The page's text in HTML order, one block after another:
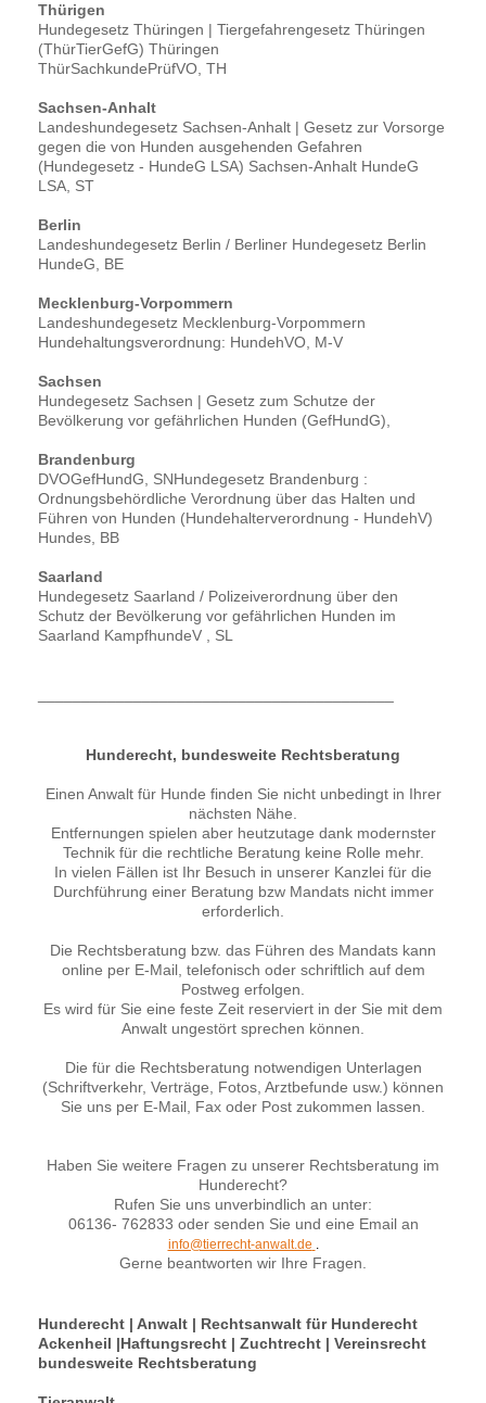
Thürigen
Hundegesetz Thüringen | Tiergefahrengesetz Thüringen
(ThürTierGefG) Thüringen
ThürSachkundePrüfVO, TH
Sachsen-Anhalt
Landeshundegesetz Sachsen-Anhalt | Gesetz zur Vorsorge
gegen die von Hunden ausgehenden Gefahren
(Hundegesetz - HundeG LSA) Sachsen-Anhalt HundeG
LSA, ST
Berlin
Landeshundegesetz Berlin / Berliner Hundegesetz Berlin
HundeG, BE
Mecklenburg-Vorpommern
Landeshundegesetz Mecklenburg-Vorpommern
Hundehaltungsverordnung: HundehVO, M-V
Sachsen
Hundegesetz Sachsen | Gesetz zum Schutze der
Bevölkerung vor gefährlichen Hunden (GefHundG),
Brandenburg
DVOGefHundG, SNHundegesetz Brandenburg :
Ordnungsbehördliche Verordnung über das Halten und
Führen von Hunden (Hundehalterverordnung - HundehV)
Hundes, BB
Saarland
Hundegesetz Saarland / Polizeiverordnung über den
Schutz der Bevölkerung vor gefährlichen Hunden im
Saarland KampfhundeV , SL
Hunderecht, bundesweite Rechtsberatung
Einen Anwalt für Hunde finden Sie nicht unbedingt in Ihrer
nächsten Nähe.
Entfernungen spielen aber heutzutage dank modernster
Technik für die rechtliche Beratung keine Rolle mehr.
In vielen Fällen ist Ihr Besuch in unserer Kanzlei für die
Durchführung einer Beratung bzw Mandats nicht immer
erforderlich.
Die Rechtsberatung bzw. das Führen des Mandats kann
online per E-Mail, telefonisch oder schriftlich auf dem
Postweg erfolgen.
Es wird für Sie eine feste Zeit reserviert in der Sie mit dem
Anwalt ungestört sprechen können.
Die für die Rechtsberatung notwendigen Unterlagen
(Schriftverkehr, Verträge, Fotos, Arztbefunde usw.) können
Sie uns per E-Mail, Fax oder Post zukommen lassen.
Haben Sie weitere Fragen zu unserer Rechtsberatung im
Hunderecht?
Rufen Sie uns unverbindlich an unter:
06136- 762833 oder senden Sie und eine Email an
info@tierrecht-anwalt.de .
Gerne beantworten wir Ihre Fragen.
Hunderecht | Anwalt | Rechtsanwalt für Hunderecht
Ackenheil |Haftungsrecht | Zuchtrecht | Vereinsrecht
bundesweite Rechtsberatung